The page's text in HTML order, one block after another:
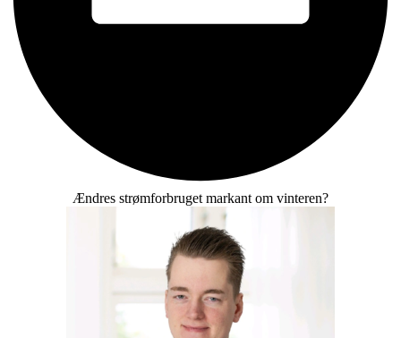
Ændres strømforbruget markant om vinteren?